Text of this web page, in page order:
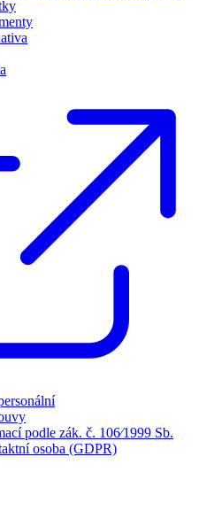
podle zák. č. 106⁄1999 Sb.
osoba (GDPR)